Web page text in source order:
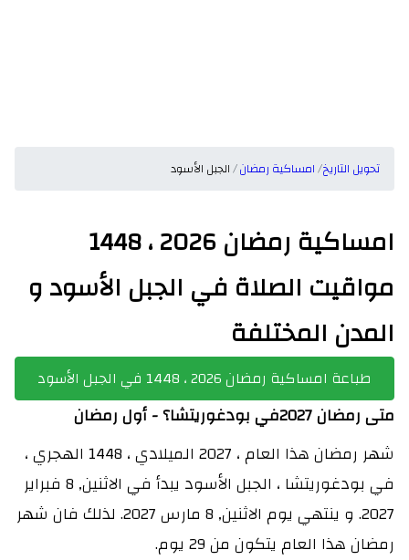
تحويل التاريخ امساكية رمضان الجبل الأسود
امساكية رمضان 2026 ، 1448
مواقيت الصلاة في الجبل الأسود و
المدن المختلفة
طباعة امساكية رمضان 2026 ، 1448 في الجبل الأسود
متى رمضان 2027في بودغوريتشا؟ - أول رمضان
شهر رمضان هذا العام ، 2027 الميلادي ، 1448 الهجري ،
في بودغوريتشا ، الجبل الأسود يبدأ في الاثنين, 8 فبراير
2027. و ينتهي يوم الاثنين, 8 مارس 2027. لذلك فان شهر
رمضان هذا العام يتكون من 29 يوم.